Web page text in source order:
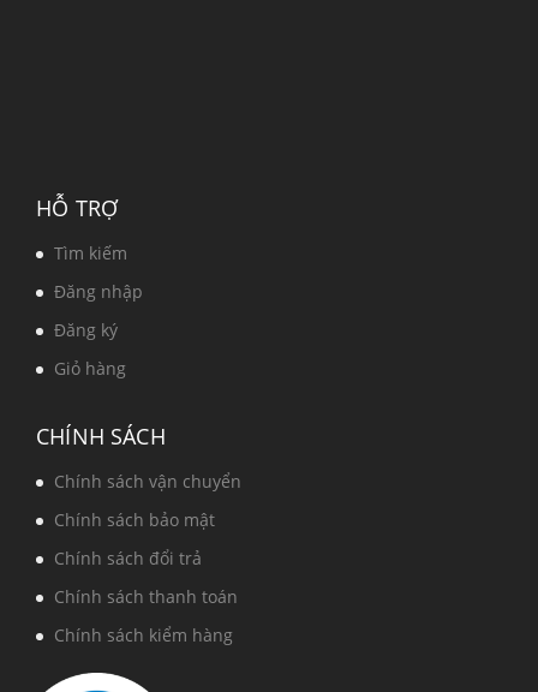
HỖ TRỢ
Tìm kiếm
Đăng nhập
Đăng ký
Giỏ hàng
CHÍNH SÁCH
Chính sách vận chuyển
Chính sách bảo mật
Chính sách đổi trả
Chính sách thanh toán
Chính sách kiểm hàng